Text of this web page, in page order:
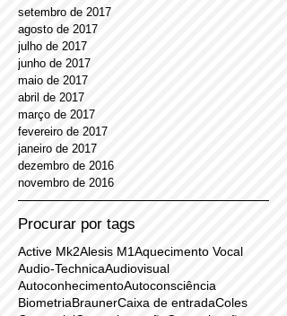
novembro de 2017
outubro de 2017
setembro de 2017
agosto de 2017
julho de 2017
junho de 2017
maio de 2017
abril de 2017
março de 2017
fevereiro de 2017
janeiro de 2017
dezembro de 2016
novembro de 2016
Procurar por tags
Active Mk2Alesis M1Aquecimento Vocal
Audio-TechnicaAudiovisual